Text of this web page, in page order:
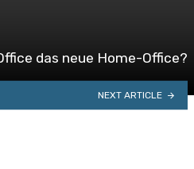
das neue Home-Office?
NEXT ARTICLE